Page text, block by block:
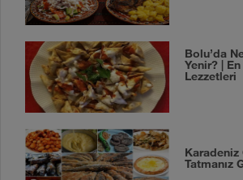
Bolu’da
Yenir? |
Lezzetleri
Karadeniz
Tatmanız